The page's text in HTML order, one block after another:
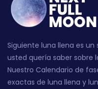
Siguiente luna llena es
usted quería saber sobre
Nuestro Calendario de
exactas de luna llena y